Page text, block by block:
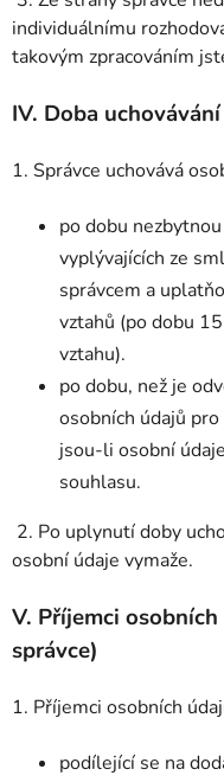
individuálnímu
takovým zpracováním
IV. Doba
1. Správce uchovává
po dobu
vyplývajících ze
správcem a
vztahů (po dobu
vztahu).
po dobu, než je
osobních údajů
jsou-li osobní
souhlasu.
2. Po uplynutí doby
osobní údaje vymaže.
V. Příjemci
správce)
1. Příjemci osobních
podílející se na